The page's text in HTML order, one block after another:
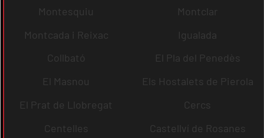
Montesquiu
Montclar
Montcada i Reixac
Igualada
Collbató
El Pla del Penedès
El Masnou
Els Hostalets de Pierola
El Prat de Llobregat
Cercs
Centelles
Castellví de Rosanes